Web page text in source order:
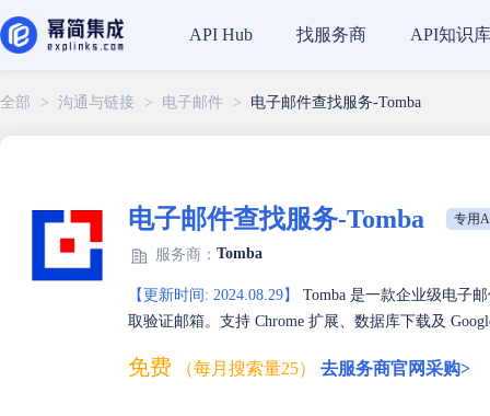
API Hub 找服务商 API知识库
全部 > 沟通与链接 > 电子邮件 > 电子邮件查找服务-Tomba
电子邮件查找服务-Tomba 专用
服务商： Tomba
【更新时间: 2024.08.29】
Tomba 是一款企业级电子
取验证邮箱。支持 Chrome 扩展、数据库下载及
免费 （每月搜索量25） 去服务商官网采购>